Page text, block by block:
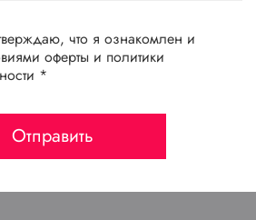
что я ознакомлен и
оферты и политики
*
Отправить